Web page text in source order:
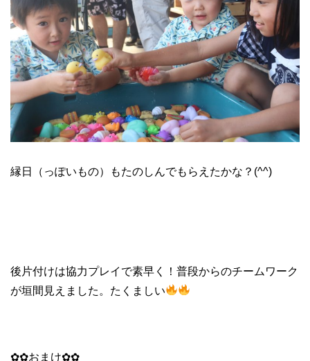
縁日（っぽいもの）もたのしんでもらえたかな？(^^)
後片付けは協力プレイで素早く！普段からのチームワーク
が垣間見えました。たくましい
✿✿おまけ✿✿